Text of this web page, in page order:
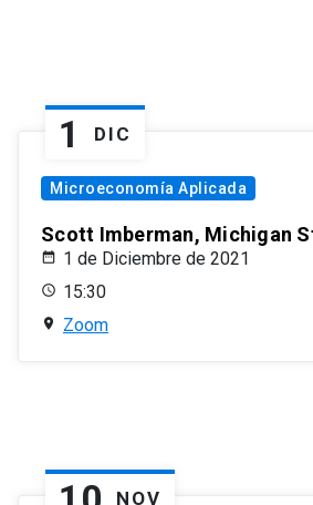
1 DIC
Microeconomía Aplicada
Scott Imberman, Michigan
1 de Diciembre de 2021
15:30
Zoom
NOV